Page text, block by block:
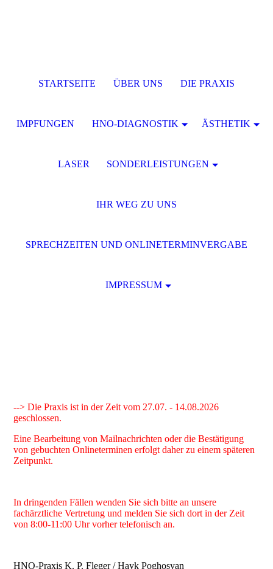
--> Die Praxis ist in der Zeit vom 27.07. - 14.08.2026
geschlossen.
Eine Bearbeitung von Mailnachrichten oder die Bestätigung
von gebuchten Onlineterminen erfolgt daher zu einem späteren
Zeitpunkt.
In dringenden Fällen wenden Sie sich bitte an unsere
fachärztliche Vertretung und melden Sie sich dort in der Zeit
von 8:00-11:00 Uhr vorher telefonisch an.
HNO-Praxis K. P. Fleger / Hayk Poghosyan
STARTSEITE ÜBER UNS DIE PRAXIS
IMPFUNGEN HNO-DIAGNOSTIK ÄSTHETIK
LASER SONDERLEISTUNGEN
IHR WEG ZU UNS
SPRECHZEITEN UND ONLINETERMINVERGABE
IMPRESSUM